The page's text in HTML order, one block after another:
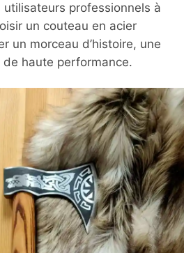
professionnels à
un couteau en acier
un morceau d’histoire, une
de haute performance.